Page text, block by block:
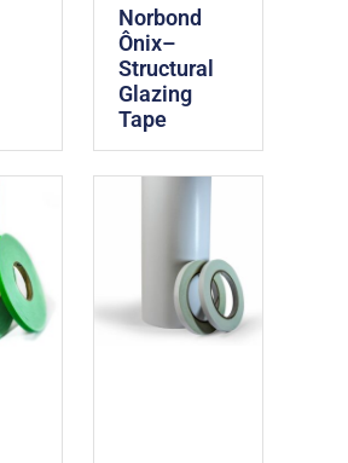
Norbond
Ônix–
Structural
Glazing
Tape